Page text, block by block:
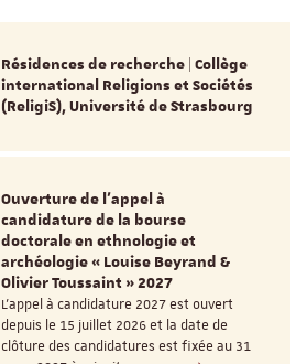
Résidences de recherche | Collège
international Religions et Sociétés
(ReligiS), Université de Strasbourg
Ouverture de l'appel à
candidature de la bourse
doctorale en ethnologie et
archéologie « Louise Beyrand &
Olivier Toussaint » 2027
L’appel à candidature 2027 est ouvert
depuis le 15 juillet 2026 et la date de
clôture des candidatures est fixée au 31